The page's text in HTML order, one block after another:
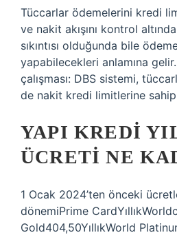
Tüccarlar ödemelerini kredi
ve nakit akışını kontrol
sıkıntısı olduğunda bile
yapabilecekleri anlamına
çalışması: DBS sistemi,
de nakit kredi limitlerine sahip
YAPI KREDI
ÜCRETI NE
1 Ocak 2024’ten önceki
dönemiPrime
Gold404,50YıllıkWorld